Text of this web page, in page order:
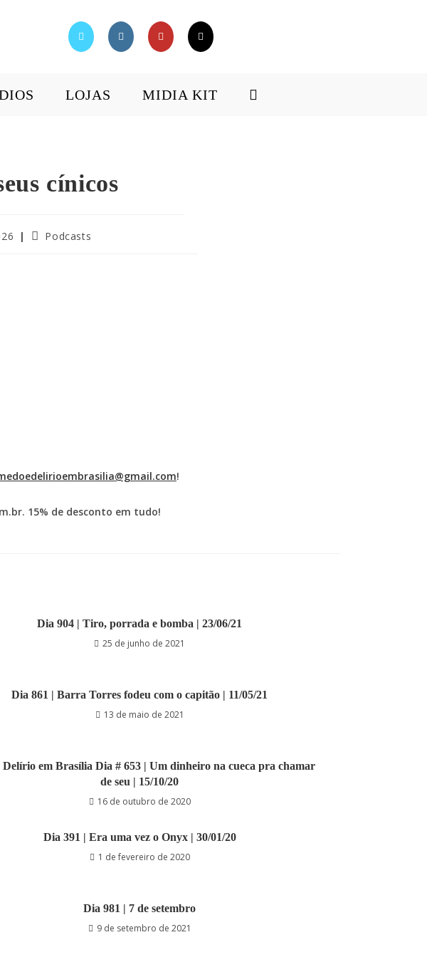
LOJAS MIDIA KIT ALTERNAR
cínicos
Categoria
Podcasts
!
15% de desconto em tudo!
Dia 904 | Tiro, porrada e bomba | 23/06/21
25 de junho de 2021
Dia 861 | Barra Torres fodeu com o capitão | 11/05/21
13 de maio de 2021
Delírio em Brasília Dia # 653 | Um dinheiro na cueca pra chamar
de seu | 15/10/20
16 de outubro de 2020
Dia 391 | Era uma vez o Onyx | 30/01/20
1 de fevereiro de 2020
Dia 981 | 7 de setembro
9 de setembro de 2021